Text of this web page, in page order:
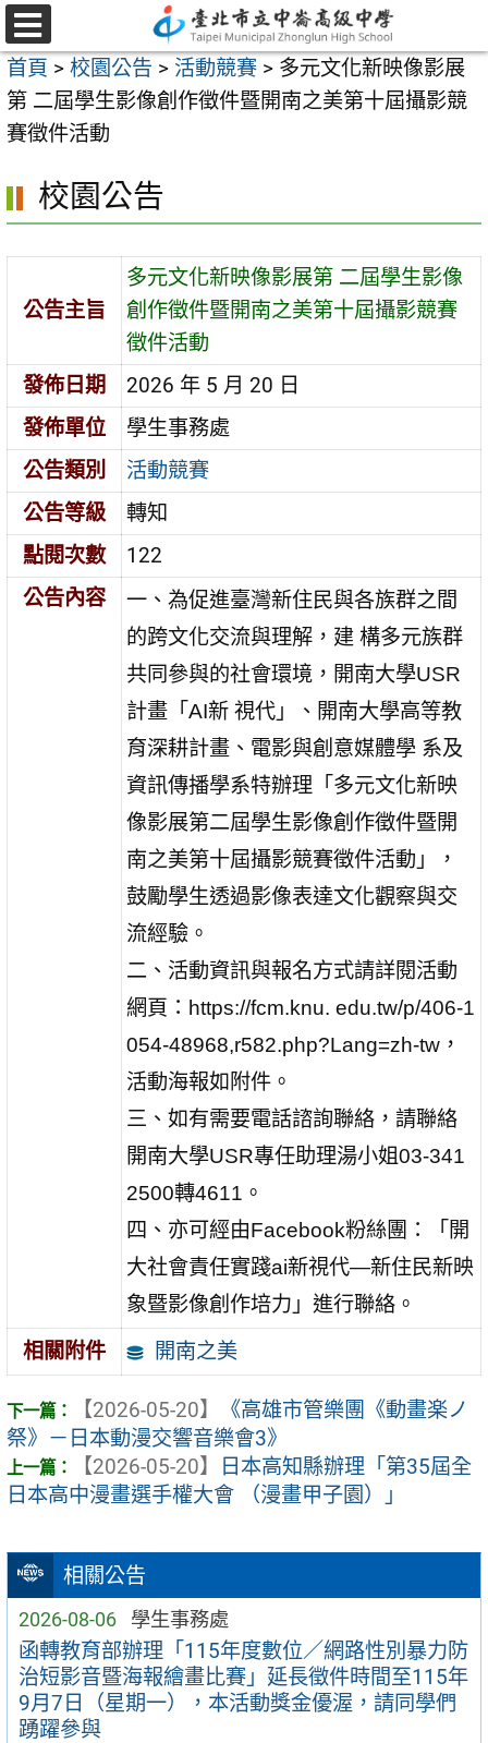
跳
至
主
要
內
區
選
單
首頁 > 校園公告 > 活動競賽 > 多元文化新映像影展
第 二屆學生影像創作徵件暨開南之美第十屆攝影競
賽徵件活動
相關公告
2026-08-06 學生事務處
函轉教育部辦理「115年度數位／網路性別暴力防
治短影音暨海報繪畫比賽」延長徵件時間至115年
9月7日（星期一），本活動獎金優渥，請同學們
踴躍參與
校園公告
公告主旨
多元文化新映像影展第 二屆學生影像
創作徵件暨開南之美第十屆攝影競賽
徵件活動
發佈日期
2026 年 5 月 20 日
發佈單位
學生事務處
公告類別
活動競賽
公告等級
轉知
點閱次數
122
公告內容
一、為促進臺灣新住民與各族群之間
的跨文化交流與理解，建 構多元族群
共同參與的社會環境，開南大學USR
計畫「AI新 視代」、開南大學高等教
育深耕計畫、電影與創意媒體學 系及
資訊傳播學系特辦理「多元文化新映
像影展第二屆學生影像創作徵件暨開
南之美第十屆攝影競賽徵件活動」，
鼓勵學生透過影像表達文化觀察與交
流經驗。
二、活動資訊與報名方式請詳閱活動
網頁：https://fcm.knu. edu.tw/p/406-1
054-48968,r582.php?Lang=zh-tw，
活動海報如附件。
三、如有需要電話諮詢聯絡，請聯絡
開南大學USR專任助理湯小姐03-341
2500轉4611。
四、亦可經由Facebook粉絲團：「開
大社會責任實踐ai新視代—新住民新映
象暨影像創作培力」進行聯絡。
相關附件 開南之美
【2026-05-20】
《高雄市管樂團《動畫楽ノ
祭》－日本動漫交響音樂會3》
【2026-05-20】
日本高知縣辦理「第35屆全
日本高中漫畫選手權大會 （漫畫甲子園）」